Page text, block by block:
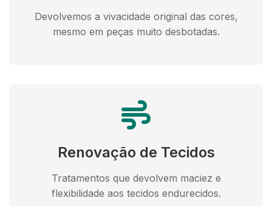
Devolvemos a vivacidade original das cores,
mesmo em peças muito desbotadas.
Renovação de Tecidos
Tratamentos que devolvem maciez e
flexibilidade aos tecidos endurecidos.